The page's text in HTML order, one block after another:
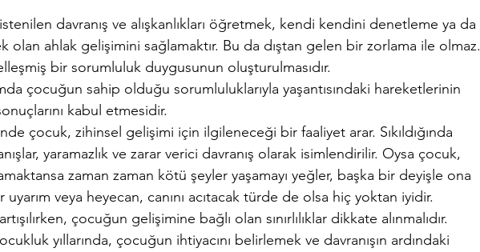
davranış ve alışkanlıkları öğretmek, kendi kendini denetleme ya da
olan ahlak gelişimini sağlamaktır. Bu da dıştan gelen bir zorlama ile olmaz.
bir sorumluluk duygusunun oluşturulmasıdır.
çocuğun sahip olduğu sorumluluklarıyla yaşantısındaki hareketlerinin
kabul etmesidir.
çocuk, zihinsel gelişimi için ilgileneceği bir faaliyet arar. Sıkıldığında
yaramazlık ve zarar verici davranış olarak isimlendirilir. Oysa çocuk,
zaman zaman kötü şeyler yaşamayı yeğler, başka bir deyişle ona
veya heyecan, canını acıtacak türde de olsa hiç yoktan iyidir.
çocuğun gelişimine bağlı olan sınırlılıklar dikkate alınmalıdır.
yıllarında, çocuğun ihtiyacını belirlemek ve davranışın ardındaki